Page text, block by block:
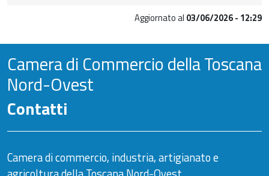
Aggiornato al 03/06/2026 - 12:29
Camera di Commercio della Toscana
Nord-Ovest
Contatti
Camera di commercio, industria, artigianato e